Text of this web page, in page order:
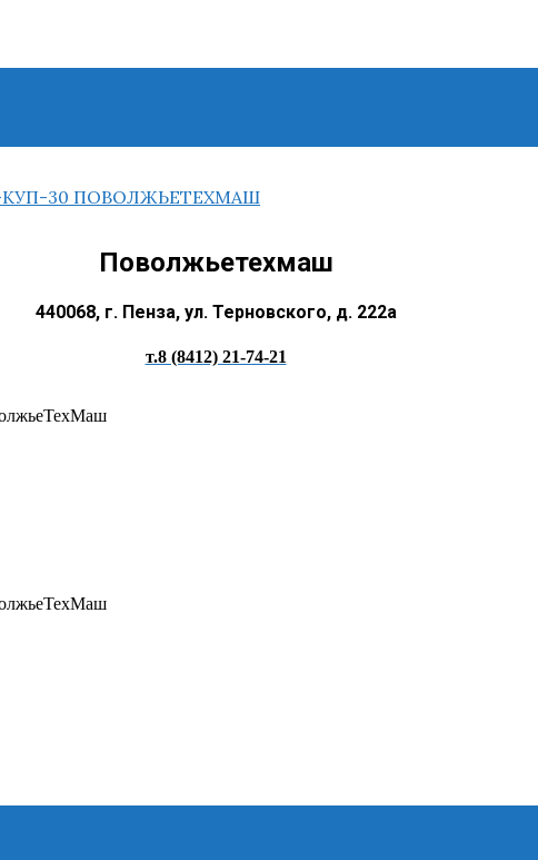
Поволжьетехмаш
440068, г. Пенза, ул. Терновского, д. 222а
т.8 (8412) 21-74-21